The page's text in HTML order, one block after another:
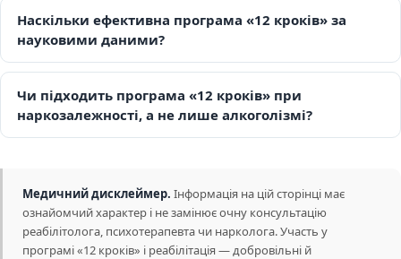
Наскільки ефективна програма «12 кроків» за
науковими даними?
Чи підходить програма «12 кроків» при
наркозалежності, а не лише алкоголізмі?
Медичний дисклеймер. Інформація на цій сторінці має
ознайомчий характер і не замінює очну консультацію
реабілітолога, психотерапевта чи нарколога. Участь у
програмі «12 кроків» і реабілітація — добровільні й